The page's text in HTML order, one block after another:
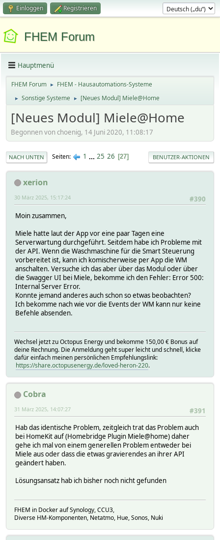
Einloggen Registrieren
FHEM Forum
Hauptmenü
FHEM Forum ► FHEM - Hausautomations-Systeme
► Sonstige Systeme ► [Neues Modul] Miele@Home
[Neues Modul] Miele@Home
Begonnen von choenig, 14 Juni 2020, 11:08:17
NACH UNTEN Seiten 1 ... 25 26 27 BENUTZER-AKTIONEN
xerion
#390
30 März 2025, 15:17:24
Moin zusammen,
Miele hatte laut der App vor eine paar Tagen eine
Serverwartung durchgeführt. Seitdem habe ich Probleme mit
der API. Wenn die Waschmaschine für die Smart Steuerung
vorbereitet ist, kann ich komischerweise per App die WM
anschalten. Versuche ich das aber über das Modul oder über
die Swagger UI bei Miele, bekomme ich den Fehler: Error 500:
Internal Server Error.
Konnte jemand anderes auch schon so etwas beobachten?
Ich bekomme nach wie vor die Events der WM kann nur keine
Befehle absenden.
Wechsel jetzt zu Octopus Energy und bekomme 150,00 € Bonus auf
deine Rechnung. Die Anmeldung geht super leicht und schnell, klicke
dafür einfach meinen persönlichen Empfehlungslink:
https://share.octopusenergy.de/loved-heron-220.
Cobra
#391
31 März 2025, 14:07:27
Hab das identische Problem, zeitgleich trat das Problem auch
bei HomeKit auf (Homebridge Plugin Miele@home) daher
gehe ich mal von einem generellen Problem entweder bei
Miele aus oder dass die etwas gravierendes an ihrer API
geändert haben.
Lösungsansatz hab ich bisher noch nicht gefunden
FHEM in Docker auf Synology, CCU3,
Diverse HM-Komponenten, Netatmo, Hue, Sonos, Nuki